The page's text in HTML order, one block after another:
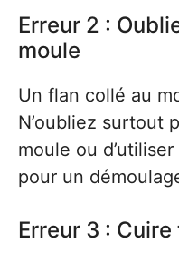
Erreur 2 :
moule
Un flan collé au
N’oubliez surtout
moule ou
pour un
Erreur 3 :